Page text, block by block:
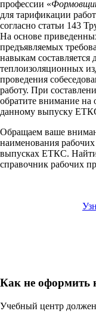
профессии «
для тарификации
согласно статьи 143
На основе
предъявляемых
навыкам
теплоизоляционных
проведения
работу. При
обратите внимание
данному выпуску
Обращаем ваше
наименования
выпусках ЕТКС.
справочник рабочих
Как не оформить
Учебный центр